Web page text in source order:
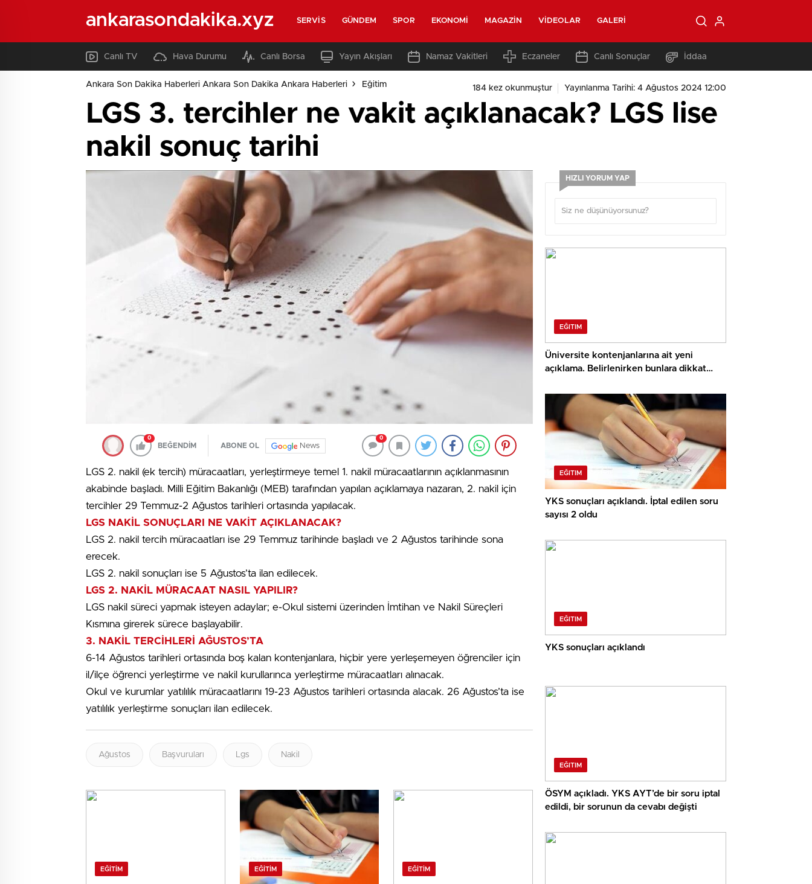
ankarasondakika.xyz SERVIS GÜNDEM SPOR EKONOMI MAGAZIN VIDEOLAR GALERI
Canlı TV Hava Durumu Canlı Borsa Yayın Akışları Namaz Vakitleri Eczaneler Canlı Sonuçlar İddaa
Ankara Son Dakika Haberleri Ankara Son Dakika Ankara Haberleri Eğitim 184 kez okunmuştur Yayınlanma Tarihi: 4 Ağustos 2024 12:00
LGS 3. tercihler ne vakit açıklanacak? LGS lise
nakil sonuç tarihi
0
BEĞENDİM ABONE OL News
0
LGS 2. nakil (ek tercih) müracaatları, yerleştirmeye temel 1. nakil müracaatlarının açıklanmasının
akabinde başladı. Milli Eğitim Bakanlığı (MEB) tarafından yapılan açıklamaya nazaran, 2. nakil için
tercihler 29 Temmuz-2 Ağustos tarihleri ortasında yapılacak.
LGS NAKİL SONUÇLARI NE VAKİT AÇIKLANACAK?
LGS 2. nakil tercih müracaatları ise 29 Temmuz tarihinde başladı ve 2 Ağustos tarihinde sona
erecek.
LGS 2. nakil sonuçları ise 5 Ağustos’ta ilan edilecek.
LGS 2. NAKİL MÜRACAAT NASIL YAPILIR?
LGS nakil süreci yapmak isteyen adaylar; e-Okul sistemi üzerinden İmtihan ve Nakil Süreçleri
Kısmına girerek sürece başlayabilir.
3. NAKİL TERCİHLERİ AĞUSTOS’TA
6-14 Ağustos tarihleri ortasında boş kalan kontenjanlara, hiçbir yere yerleşemeyen öğrenciler için
il/ilçe öğrenci yerleştirme ve nakil kurullarınca yerleştirme müracaatları alınacak.
Okul ve kurumlar yatılılık müracaatlarını 19-23 Ağustos tarihleri ortasında alacak. 26 Ağustos’ta ise
yatılılık yerleştirme sonuçları ilan edilecek.
Ağustos Başvuruları Lgs Nakil
EĞITIM EĞITIM EĞITIM
HIZLI YORUM YAP
EĞITIM
Üniversite kontenjanlarına ait yeni
açıklama. Belirlenirken bunlara dikkat
EĞITIM
YKS sonuçları açıklandı. İptal edilen soru
sayısı 2 oldu
EĞITIM
YKS sonuçları açıklandı
EĞITIM
ÖSYM açıkladı. YKS AYT’de bir soru iptal
edildi, bir sorunun da cevabı değişti